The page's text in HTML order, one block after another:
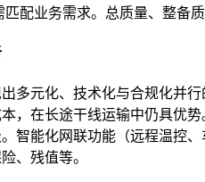
配业务需求。总质量、整备
多元化、技术化与合规化并
，在长途干线运输中仍具优
智能化网联功能（远程温控
、残值等。